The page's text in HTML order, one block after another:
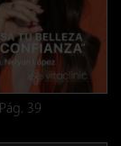
Pág. 39